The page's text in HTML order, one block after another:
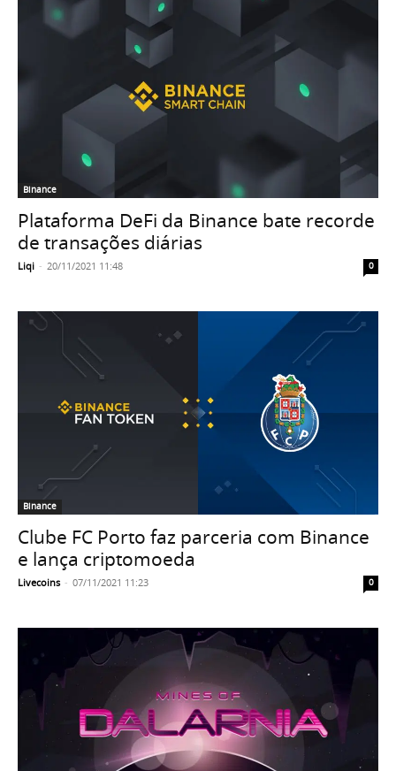
Binance
Plataforma DeFi da Binance bate recorde
de transações diárias
Liqi - 20/11/2021 11:48 0
Binance
Clube FC Porto faz parceria com Binance
e lança criptomoeda
Livecoins - 07/11/2021 11:23 0